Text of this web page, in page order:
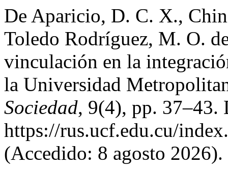
De Aparicio, D. C. X.,
Toledo Rodríguez, M. O.
vinculación en la
la Universidad
Sociedad, 9(4), pp. 37–43.
https://rus.ucf.edu.cu/
(Accedido: 8 agosto 2026).